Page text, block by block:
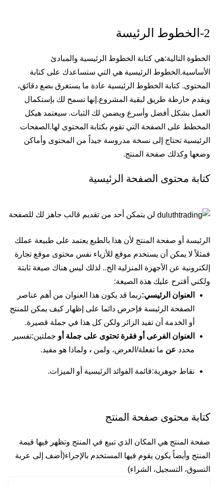
2-الخطوط الرئيسة
الخطوة التالية:هي كتابة الخطوط الرئيسية والمبادئ
الأساسية.الخطوط الرئيسية هي التي ستساعدك على كتابة
المحتوى. كتابة الخطوط الرئيسية عادة ما يستغرق بضع دقائق،
ويقدم خارطة طريق لبقية المشروع.إنها تسمح لك بإستكمال
العمل بشكل أفضل وأسرع ويضمن لك الثبات. سيعتمد هيكل
المخطط على الصفحة التي تقوم بكتابة المحتوى لها.الصفحات
الرئيسية تحتاج إلى نسخة مدروسة جيداً من المحتوى وأماكن
وضعها وكذلك صفحة المنتج.
كتابة محتوى الصفحة الرئيسية
لن يتمكن أحد من تقديم قالب جاهز لك للصفحة
الرئيسة أو صفحة المنتج لأن هذا بالطبع يعتمد على طبيعة عملك
فمثلاً لا يمكن أن يستخدم موقع للأزياء نفس محتوى موقع تجارة
إلكترونية عن الأجهزة المنزلية الخ.. لذلك ليس هناك صيغة ثابتة
ولكني أقترح عليك هذة الصيغة:
العنوان الرئيسي:ربما قد يكون هذا العنوان من أهم عناصر
الصفحة الرئيسة فإحرص دائما على إظهار كيف يمكن للمنتج
أو الخدمة أن تفيد الزائر ولكن كل هذا في جملة قصيرة.
العنوان الفرعى أو فقرة تحتوى على جملة أو جملتين:تفسير
محدد عن ما تفعلة/العرض، ولمن ، ولماذا هو مفيد.
نقاط جوهرية:قائمة الفوائد الرئيسية أو الميزات.
كتابة محتوى صفحة المنتج
صفحة المنتج هي المكان الذي تبيع في المنتج وتظهر فيها قيمة
المنتج وأيضاً يكون يقوم فيها المستخدم بالإجراء(أضف إلى عربة
التسوق، التسجيل، الشراء)